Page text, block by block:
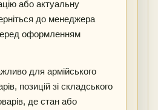
або актуальну
до менеджера
оформленням
для армійського
позицій зі складського
де стан або